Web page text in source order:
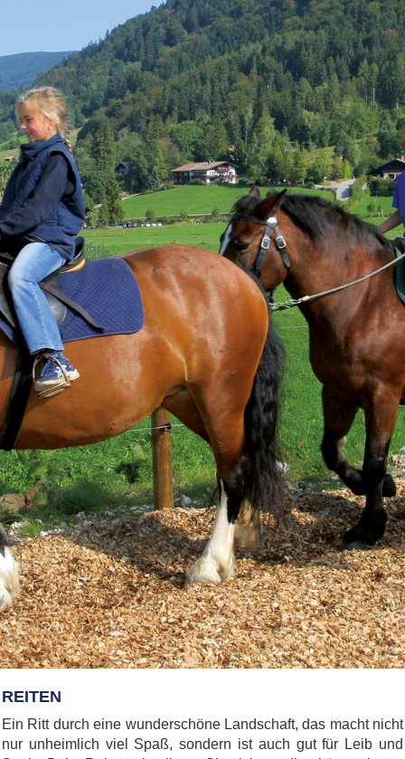
REITEN
Ein Ritt durch eine wunderschöne Landschaft, das macht nicht
nur unheimlich viel Spaß, sondern ist auch gut für Leib und